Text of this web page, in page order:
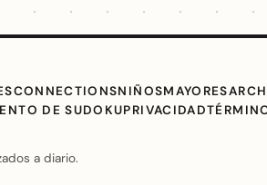
CONNECTIONSNIÑOSMAYORES
DE SUDOKUPRIVACIDAD
a diario.